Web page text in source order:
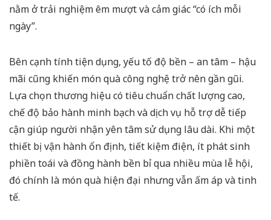
nằm ở trải nghiệm êm mượt và cảm giác “có ích mỗi
ngày”.
Bên cạnh tính tiện dụng, yếu tố độ bền – an tâm – hậu
mãi cũng khiến món quà công nghệ trở nên gần gũi.
Lựa chọn thương hiệu có tiêu chuẩn chất lượng cao,
chế độ bảo hành minh bạch và dịch vụ hỗ trợ dễ tiếp
cận giúp người nhận yên tâm sử dụng lâu dài. Khi một
thiết bị vận hành ổn định, tiết kiệm điện, ít phát sinh
phiền toái và đồng hành bền bỉ qua nhiều mùa lễ hội,
đó chính là món quà hiện đại nhưng vẫn ấm áp và tinh
tế.